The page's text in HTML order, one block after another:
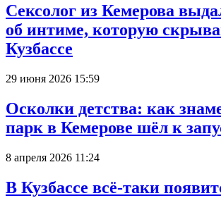
Сексолог из Кемерова
об интиме, которую
Кузбассе
29 июня 2026 15:59
Осколки детства: как
парк в Кемерове шёл к
8 апреля 2026 11:24
В Кузбассе всё-таки